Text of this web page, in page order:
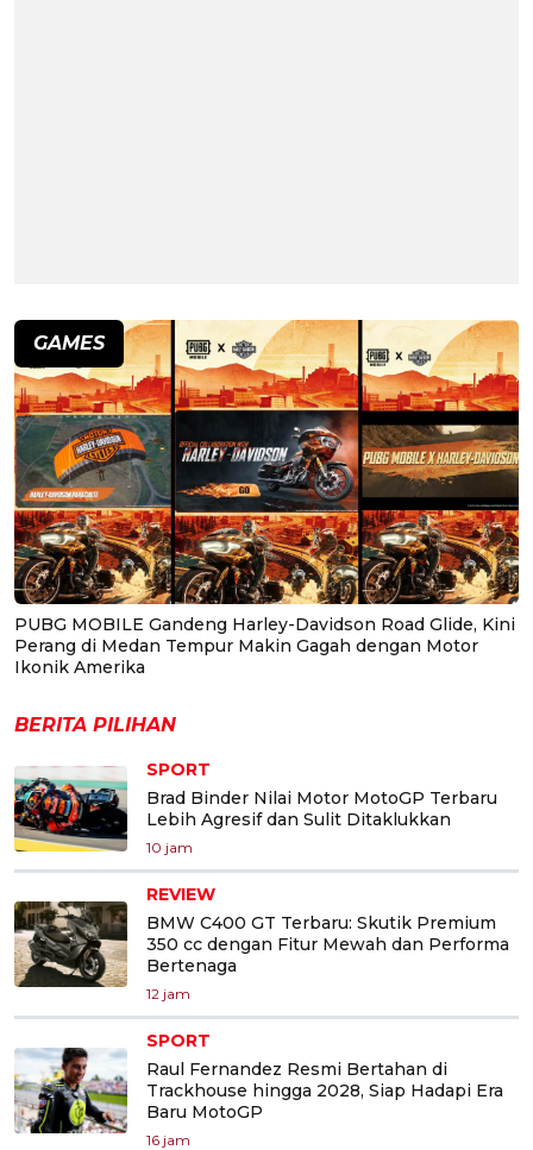
GAMES
PUBG MOBILE Gandeng Harley-Davidson Road Glide, Kini
Perang di Medan Tempur Makin Gagah dengan Motor
Ikonik Amerika
BERITA PILIHAN
SPORT
Brad Binder Nilai Motor MotoGP Terbaru
Lebih Agresif dan Sulit Ditaklukkan
10 jam
REVIEW
BMW C400 GT Terbaru: Skutik Premium
350 cc dengan Fitur Mewah dan Performa
Bertenaga
12 jam
SPORT
Raul Fernandez Resmi Bertahan di
Trackhouse hingga 2028, Siap Hadapi Era
Baru MotoGP
16 jam